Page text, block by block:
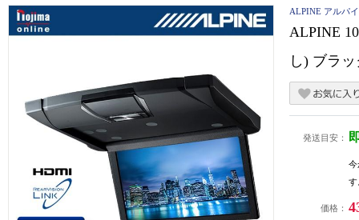
ALPINE アルパ
ALPINE
し) ブラ
発送目安：
価格：